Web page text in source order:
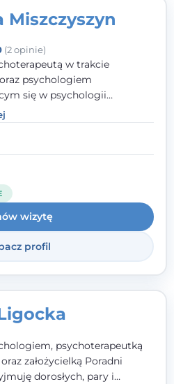
Miszczyszyn
(2 opinie)
w trakcie
psychologiem
się w psychologii
również studia
z Praktycznej Diagnozy
Aktywnie uczestniczę w
Polskiego Towarzystwa
oraz Polskiego
Psychologicznego, a także
nadzwyczajnym
Towarzystwa Terapii
wizytę
profil
psychoterapeutką
założycielką Poradni
dorosłych, pary i